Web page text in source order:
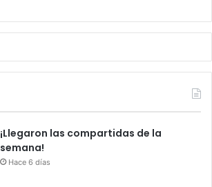
¡Llegaron las compartidas de la
semana!
Hace 6 días